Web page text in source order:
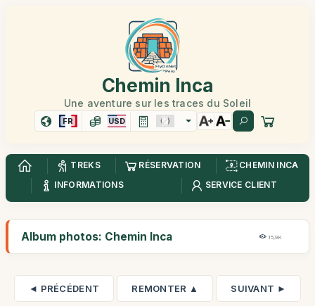
Chemin Inca
Une aventure sur les traces du Soleil
FR USD
TREKS RÉSERVATION
CHEMIN INCA
INFORMATIONS
SERVICE CLIENT
Album photos: Chemin Inca 15,9K
◄ PRÉCÉDENT REMONTER ▲ SUIVANT ►